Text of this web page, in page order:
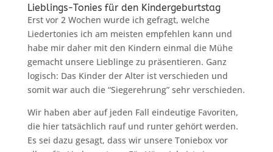
Lieblings-Tonies für den Kindergeburtstag
Erst vor 2 Wochen wurde ich gefragt, welche
Liedertonies ich am meisten empfehlen kann und
habe mir daher mit den Kindern einmal die Mühe
gemacht unsere Lieblinge zu präsentieren. Ganz
logisch: Das Kinder der Alter ist verschieden und
somit war auch die “Siegerehrung” sehr verschieden.
Wir haben aber auf jeden Fall eindeutige Favoriten,
die hier tatsächlich rauf und runter gehört werden.
Es sei dazu gesagt, dass wir unsere Toniebox vor